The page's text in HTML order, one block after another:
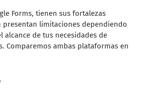
Forms, tienen sus fortalezas
presentan limitaciones dependiendo
alcance de tus necesidades de
Comparemos ambas plataformas en